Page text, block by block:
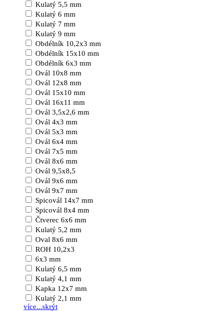
Kulatý 5,5 mm
Kulatý 6 mm
Kulatý 7 mm
Kulatý 9 mm
Obdélník 10,2x3 mm
Obdélník 15x10 mm
Obdélník 6x3 mm
Ovál 10x8 mm
Ovál 12x8 mm
Ovál 15x10 mm
Ovál 16x11 mm
Ovál 3,5x2,6 mm
Ovál 4x3 mm
Ovál 5x3 mm
Ovál 6x4 mm
Ovál 7x5 mm
Ovál 8x6 mm
Ovál 9,5x8,5
Ovál 9x6 mm
Ovál 9x7 mm
Spicovál 14x7 mm
Spicovál 8x4 mm
Čtverec 6x6 mm
Kulatý 5,2 mm
Oval 8x6 mm
ROH 10,2x3
6x3 mm
Kulatý 6,5 mm
Kulatý 4,1 mm
Kapka 12x7 mm
Kulatý 2,1 mm
více...skrýt